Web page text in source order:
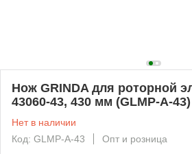
Нож GRINDA для роторной
43060-43, 430 мм (GLMP-A-43)
Нет в наличии
Код: GLMP-A-43
Опт и розница